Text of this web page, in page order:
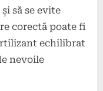
să se evite
corectă poate fi
echilibrat
nevoile